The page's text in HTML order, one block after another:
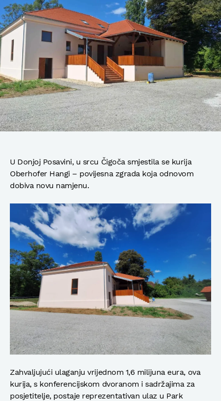
U Donjoj Posavini, u srcu Čigoča smjestila se kurija
Oberhofer Hangi – povijesna zgrada koja odnovom
dobiva novu namjenu.
Zahvaljujući ulaganju vrijednom 1,6 milijuna eura, ova
kurija, s konferencijskom dvoranom i sadržajima za
posjetitelje, postaje reprezentativan ulaz u Park